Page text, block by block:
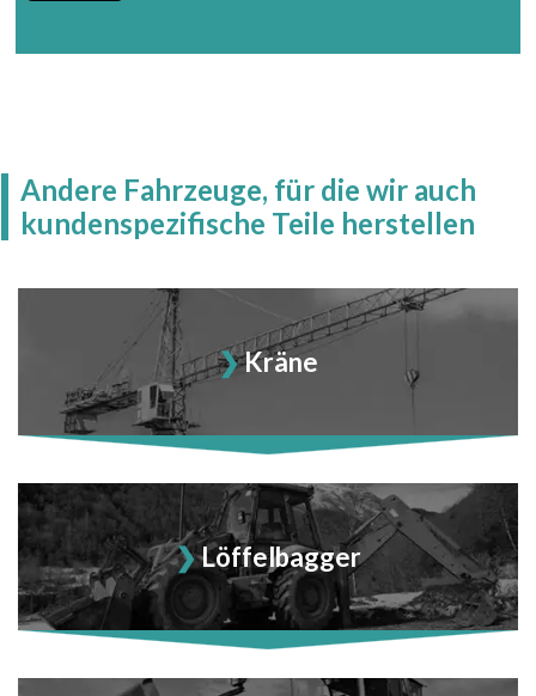
Andere Fahrzeuge, für die wir auch
kundenspezifische Teile herstellen
Kräne
Löffelbagger